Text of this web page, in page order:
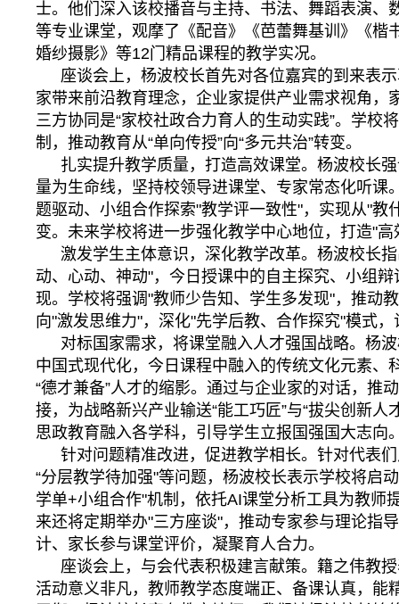
士。他们深入该校播音与主持、书法、舞蹈表演、
等专业课堂，观摩了《配音》《芭蕾舞基训》《楷
婚纱摄影》等12门精品课程的教学实况。
座谈会上，杨波校长首先对各位嘉宾的到来表
家带来前沿教育理念，企业家提供产业需求视角，
三方协同是“家校社政合力育人的生动实践”。学校
制，推动教育从“单向传授”向“多元共治”转变。
扎实提升教学质量，打造高效课堂。杨波校长
量为生命线，坚持校领导进课堂、专家常态化听课
题驱动、小组合作探索"教学评一致性"，实现从"教
变。未来学校将进一步强化教学中心地位，打造"高
激发学生主体意识，深化教学改革。杨波校长
动、心动、神动"，今日授课中的自主探究、小组
现。学校将强调"教师少告知、学生多发现"，推动
向"激发思维力"，深化"先学后教、合作探究"模式
对标国家需求，将课堂融入人才强国战略。杨
中国式现代化，今日课程中融入的传统文化元素、
“德才兼备”人才的缩影。通过与企业家的对话，推
接，为战略新兴产业输送“能工巧匠”与“拔尖创新人
思政教育融入各学科，引导学生立报国强国大志向
针对问题精准改进，促进教学相长。针对代表
“分层教学待加强"等问题，杨波校长表示学校将启
学单+小组合作"机制，依托AI课堂分析工具为教师
来还将定期举办"三方座谈"，推动专家参与理论指
计、家长参与课堂评价，凝聚育人合力。
座谈会上，与会代表积极建言献策。籍之伟教
活动意义非凡，教师教学态度端正、备课认真，能